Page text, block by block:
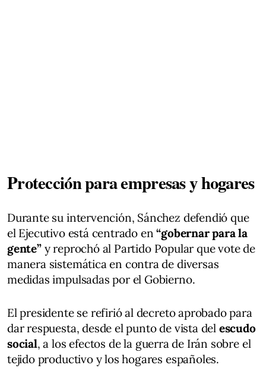
Protección para empresas y hogares
Durante su intervención, Sánchez defendió que
el Ejecutivo está centrado en“gobernar para la
gente”y reprochó al Partido Popular que vote de
manera sistemática en contra de diversas
medidas impulsadas por el Gobierno.
El presidente se refirió al decreto aprobado para
dar respuesta, desde el punto de vista del escudo
social, a los efectos de la guerra de Irán sobre el
tejido productivo y los hogares españoles.